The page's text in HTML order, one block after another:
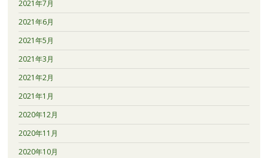
2021年7月
2021年6月
2021年5月
2021年3月
2021年2月
2021年1月
2020年12月
2020年11月
2020年10月